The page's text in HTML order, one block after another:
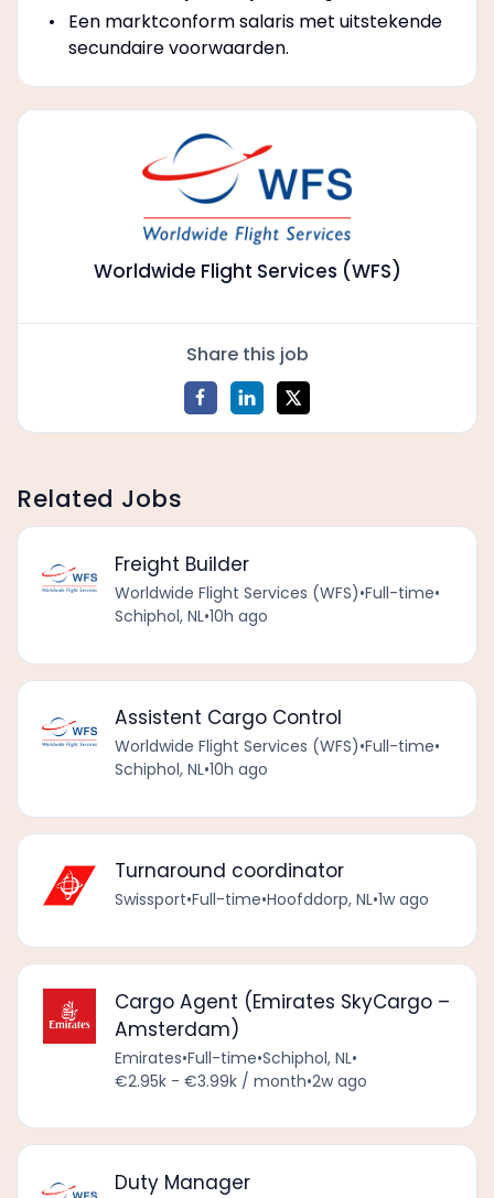
Een marktconform salaris met uitstekende
secundaire voorwaarden.
Worldwide Flight Services (WFS)
Share this job
Related Jobs
Freight Builder
Worldwide Flight Services (WFS)•Full-time•
Schiphol, NL•10h ago
Assistent Cargo Control
Worldwide Flight Services (WFS)•Full-time•
Schiphol, NL•10h ago
Turnaround coordinator
Swissport•Full-time•Hoofddorp, NL•1w ago
Cargo Agent (Emirates SkyCargo –
Amsterdam)
Emirates•Full-time•Schiphol, NL•
€2.95k - €3.99k / month•2w ago
Duty Manager